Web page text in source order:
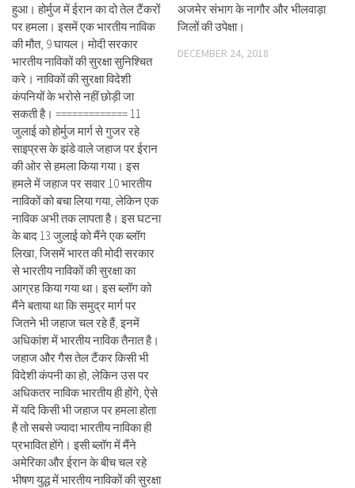
हुआ। होर्मुज में ईरान का दो तेल टैंकरों
पर हमला। इसमें एक भारतीय नाविक
की मौत, 9 घायल। मोदी सरकार
भारतीय नाविकों की सुरक्षा सुनिश्चित
करे। नाविकों की सुरक्षा विदेशी
कंपनियों के भरोसे नहीं छोड़ी जा
सकती है। ============= 11
जुलाई को होर्मुज मार्ग से गुजर रहे
साइप्रस के झंडे वाले जहाज पर ईरान
की ओर से हमला किया गया। इस
हमले में जहाज पर सवार 10 भारतीय
नाविकों को बचा लिया गया, लेकिन एक
नाविक अभी तक लापता है। इस घटना
के बाद 13 जुलाई को मैंने एक ब्लॉग
लिखा, जिसमें भारत की मोदी सरकार
से भारतीय नाविकों की सुरक्षा का
आग्रह किया गया था। इस ब्लॉग को
मैंने बताया था कि समुद्र मार्ग पर
जितने भी जहाज चल रहे हैं, इनमें
अधिकांश में भारतीय नाविक तैनात है।
जहाज और गैस तेल टैंकर किसी भी
विदेशी कंपनी का हो, लेकिन उस पर
अधिकतर नाविक भारतीय ही होंगे, ऐसे
में यदि किसी भी जहाज पर हमला होता
है तो सबसे ज्यादा भारतीय नाविका ही
प्रभावित होंगे। इसी ब्लॉग में मैंने
अमेरिका और ईरान के बीच चल रहे
भीषण युद्ध में भारतीय नाविकों की सुरक्षा
अजमेर संभाग के नागौर और भीलवाड़ा
जिलों की उपेक्षा।
DECEMBER 24, 2018